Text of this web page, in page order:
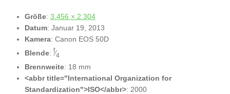
Größe: 3.456 × 2.304
Datum: Januar 19, 2013
Kamera: Canon EOS 50D
Blende: f⁄4
Brennweite: 18 mm
<abbr title="International Organization for
Standardization">ISO</abbr>: 2000